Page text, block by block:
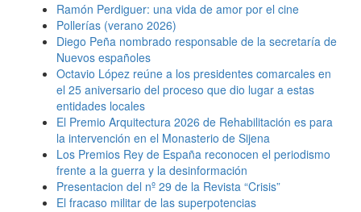
Ramón Perdiguer: una vida de amor por el cine
Pollerías (verano 2026)
Diego Peña nombrado responsable de la secretaría de
Nuevos españoles
Octavio López reúne a los presidentes comarcales en
el 25 aniversario del proceso que dio lugar a estas
entidades locales
El Premio Arquitectura 2026 de Rehabilitación es para
la intervención en el Monasterio de Sijena
Los Premios Rey de España reconocen el periodismo
frente a la guerra y la desinformación
Presentacion del nº 29 de la Revista “Crisis”
El fracaso militar de las superpotencias